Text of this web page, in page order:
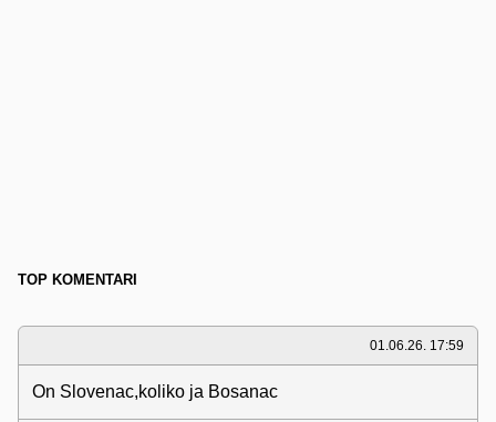
TOP KOMENTARI
01.06.26. 17:59
On Slovenac,koliko ja Bosanac